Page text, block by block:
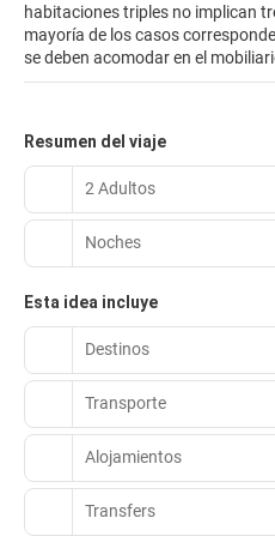
habitaciones triples no implican
mayoría de los casos
se deben acomodar en el
Resumen del viaje
2 Adultos
Noches
Esta idea incluye
Destinos
Transporte
Alojamientos
Transfers